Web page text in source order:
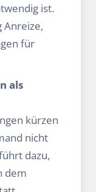
ist.
Anreize,
für
als
kürzen
nicht
dazu,
dem